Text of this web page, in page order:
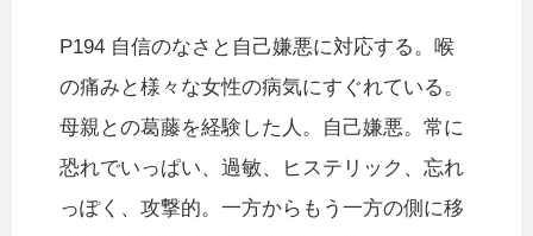
P194 自信のなさと自己嫌悪に対応する。喉
の痛みと様々な女性の病気にすぐれている。
母親との葛藤を経験した人。自己嫌悪。常に
恐れでいっぱい、過敏、ヒステリック、忘れ
っぽく、攻撃的。一方からもう一方の側に移